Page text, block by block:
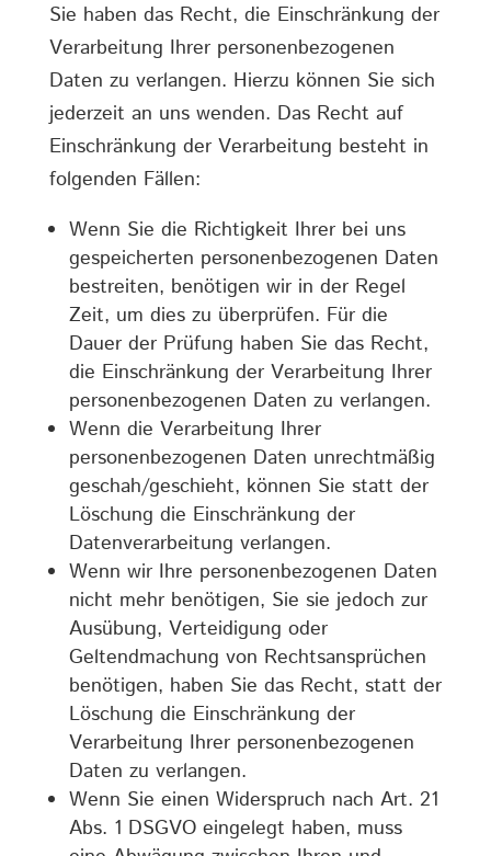
Sie haben das Recht, die Einschränkung der
Verarbeitung Ihrer personenbezogenen
Daten zu verlangen. Hierzu können Sie sich
jederzeit an uns wenden. Das Recht auf
Einschränkung der Verarbeitung besteht in
folgenden Fällen:
Wenn Sie die Richtigkeit Ihrer bei uns
gespeicherten personenbezogenen Daten
bestreiten, benötigen wir in der Regel
Zeit, um dies zu überprüfen. Für die
Dauer der Prüfung haben Sie das Recht,
die Einschränkung der Verarbeitung Ihrer
personenbezogenen Daten zu verlangen.
Wenn die Verarbeitung Ihrer
personenbezogenen Daten unrechtmäßig
geschah/geschieht, können Sie statt der
Löschung die Einschränkung der
Datenverarbeitung verlangen.
Wenn wir Ihre personenbezogenen Daten
nicht mehr benötigen, Sie sie jedoch zur
Ausübung, Verteidigung oder
Geltendmachung von Rechtsansprüchen
benötigen, haben Sie das Recht, statt der
Löschung die Einschränkung der
Verarbeitung Ihrer personenbezogenen
Daten zu verlangen.
Wenn Sie einen Widerspruch nach Art. 21
Abs. 1 DSGVO eingelegt haben, muss